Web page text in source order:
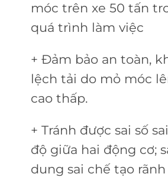
móc trên xe 50 tấn
quá trình làm việc
+ Đảm bảo an toàn,
lệch tải do mỏ móc
cao thấp.
+ Tránh được sai số
độ giữa hai động cơ;
dung sai chế tạo